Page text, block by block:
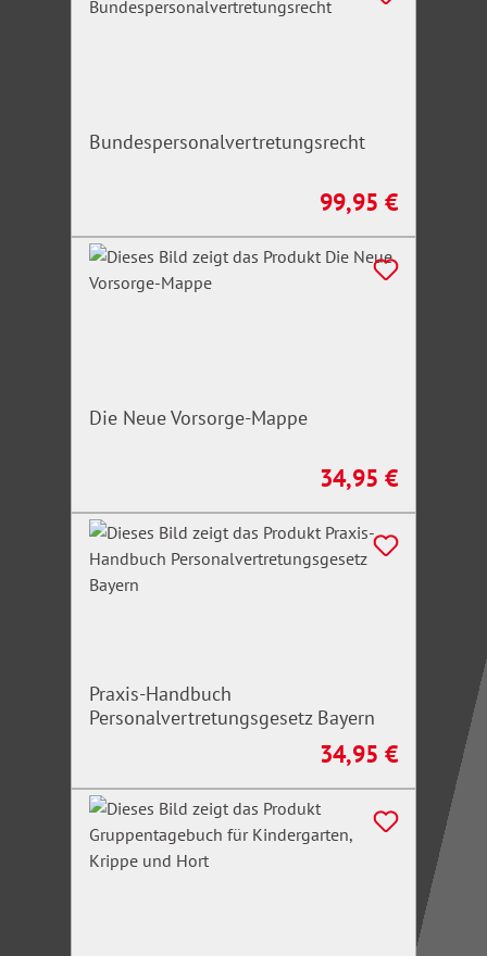
Bundespersonalvertretungsrecht
Regulärer Preis:
99,95 €
Die Neue Vorsorge-Mappe
Regulärer Preis:
34,95 €
Praxis-Handbuch
Personalvertretungsgesetz Bayern
Regulärer Preis:
34,95 €